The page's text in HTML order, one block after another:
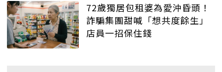
72歲獨居包租婆為愛沖昏頭！
詐騙集團甜喊「想共度餘生」
店員一招保住錢